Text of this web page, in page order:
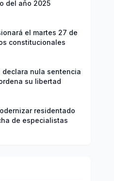
del año 2025
el martes 27 de
constitucionales
nula sentencia
su libertad
residentado
de especialistas